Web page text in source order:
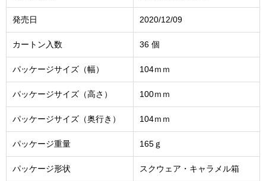
発売日 2020/12/09
カートン入数 36 個
パッケージサイズ（幅） 104ｍｍ
パッケージサイズ（高さ） 100ｍｍ
パッケージサイズ（奥行き） 104ｍｍ
パッケージ重量 165ｇ
パッケージ形状 スクウェア・キャラメル箱